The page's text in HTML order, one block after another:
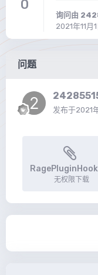
0
询问由
2021年11月1
问题
发布于2021
无权限下载